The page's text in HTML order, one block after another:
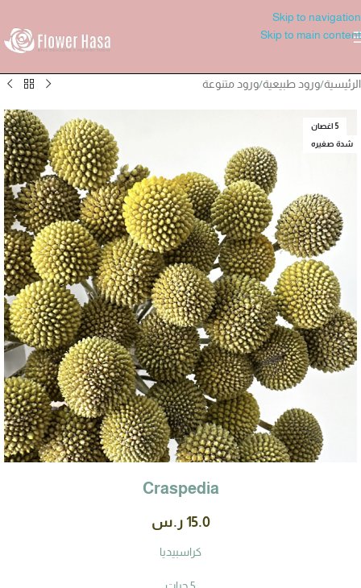
Skip to navigation
Skip to main content
الرئيسية/ورود طبيعية/ورود متنوعة
5 اغصان
شدة صغيره
Craspedia
15.0 ر.س
كراسبيديا